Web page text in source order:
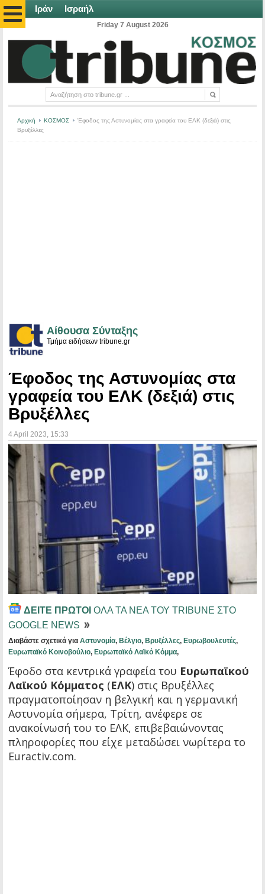
Ιράν Ισραήλ
Friday 7 August 2026
Αρχική ΚΟΣΜΟΣ
Έφοδος της Αστυνομίας στα γραφεία του ΕΛΚ (δεξιά) στις
Βρυξέλλες
Αίθουσα Σύνταξης
Τμήμα ειδήσεων tribune.gr
Έφοδος της Αστυνομίας στα
γραφεία του ΕΛΚ (δεξιά) στις
Βρυξέλλες
4 April 2023 , 15:33
ΔΕΙΤΕ ΠΡΩΤΟΙ ΟΛΑ ΤΑ ΝΕΑ ΤΟΥ TRIBUNE ΣΤΟ
GOOGLE NEWS
Διαβάστε σχετικά για Αστυνομία, Βέλγιο, Βρυξέλλες, Ευρωβουλευτές,
Ευρωπαϊκό Κοινοβούλιο, Ευρωπαϊκό Λαϊκό Κόμμα,
Έφοδο στα κεντρικά γραφεία του Ευρωπαϊκού
Λαϊκού Κόμματος (ΕΛΚ) στις Βρυξέλλες
πραγματοποίησαν η βελγική και η γερμανική
Αστυνομία σήμερα, Τρίτη, ανέφερε σε
ανακοίνωσή του το ΕΛΚ, επιβεβαιώνοντας
πληροφορίες που είχε μεταδώσει νωρίτερα το
Euractiv.com.